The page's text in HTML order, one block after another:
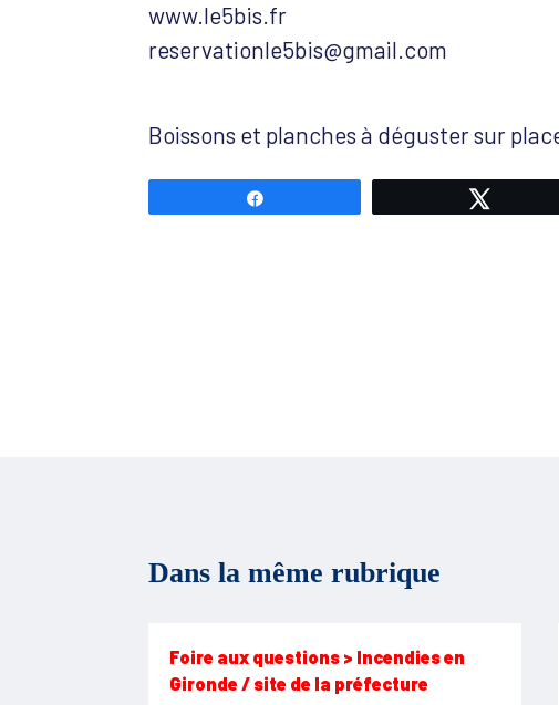
www.le5bis.fr
reservationle5bis@gmail.com
Boissons et planches à déguster sur
Dans la même rubrique
Foire aux questions > Incendies en
Gironde / site de la préfecture